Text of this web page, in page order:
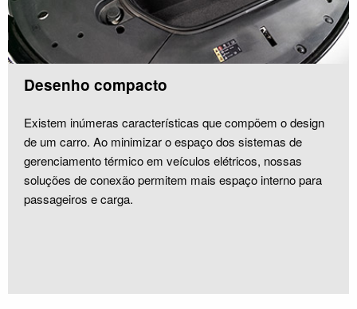
Desenho compacto
Existem inúmeras características que compõem o design
de um carro. Ao minimizar o espaço dos sistemas de
gerenciamento térmico em veículos elétricos, nossas
soluções de conexão permitem mais espaço interno para
passageiros e carga.